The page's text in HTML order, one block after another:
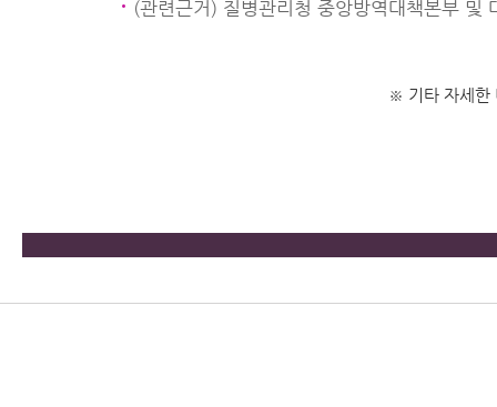
(관련근거) 질병관리청 중앙방역대책본부 및
※ 기타 자세한